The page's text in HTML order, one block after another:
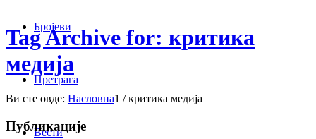
Бројеви
Претрага
Вести
Tag Archive for: критика
медија
Ви сте овде: Насловна1 / критика медија
Публикације